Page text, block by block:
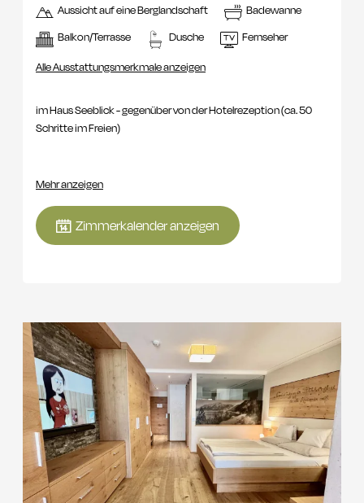
Aussicht auf eine Berglandschaft Badewanne
Balkon/Terrasse Dusche Fernseher
Alle Ausstattungsmerkmale anzeigen
im Haus Seeblick - gegenüber von der Hotelrezeption (ca. 50
Schritte im Freien)
sonstige Ausstattungen:1 Elternschlafzimmer mit Wohnraum
und 2 Kinderzimmer mit je 2 Einzelbetten (190 x 90), Südbalkon
Mehr anzeigen
Zimmerkalender anzeigen